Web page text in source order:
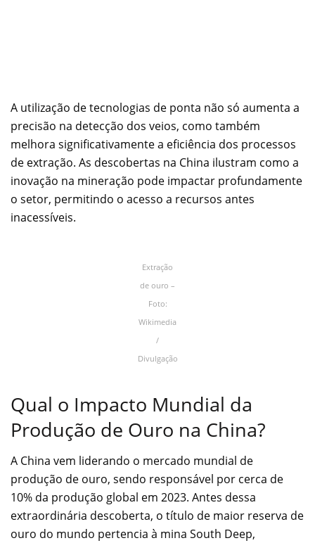
A utilização de tecnologias de ponta não só aumenta a
precisão na detecção dos veios, como também
melhora significativamente a eficiência dos processos
de extração. As descobertas na China ilustram como a
inovação na mineração pode impactar profundamente
o setor, permitindo o acesso a recursos antes
inacessíveis.
Extração
de ouro –
Foto:
Wikimedia
/
Divulgação
Qual o Impacto Mundial da
Produção de Ouro na China?
A China vem liderando o mercado mundial de
produção de ouro, sendo responsável por cerca de
10% da produção global em 2023. Antes dessa
extraordinária descoberta, o título de maior reserva de
ouro do mundo pertencia à mina South Deep,